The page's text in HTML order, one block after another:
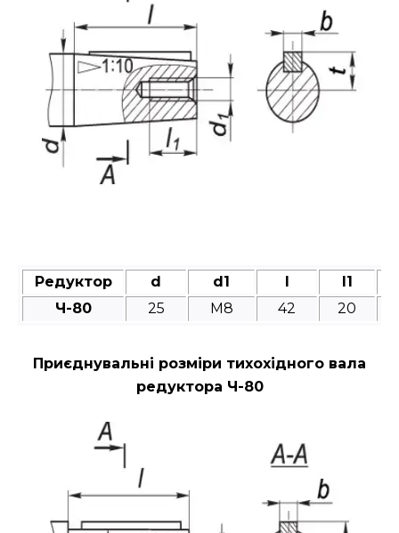
Редуктор d d1 l l1
Ч-80
25 M8 42 20
Приєднувальні розміри тихохідного вала
редуктора Ч-80